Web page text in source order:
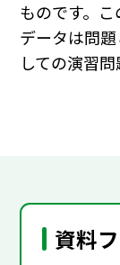
ものです。こ
データは問
しての演習
資料